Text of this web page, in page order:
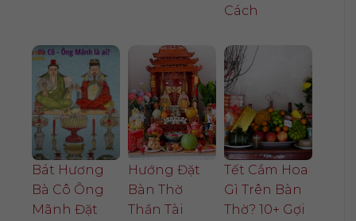
Cách
Bát Hương
Bà Cô Ông
Mãnh Đặt
Hướng Đặt
Bàn Thờ
Thần Tài
Tết Cắm Hoa
Gì Trên Bàn
Thờ? 10+ Gợi